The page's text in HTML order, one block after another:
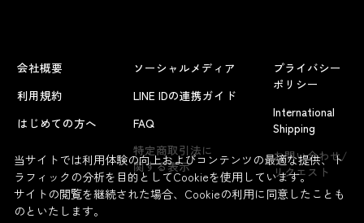
会社概要
利用規約
はじめての方へ
ソーシャルメディア
LINE IDの連携ガイド
FAQ
特定商取引法に
関する表示
プライバシー
ポリシー
International
Shipping
お問い合わせ/
リクエスト
当サイトでは利用体験の向上およびコンテンツの最適な提供、ト
ラフィックの分析を目的としてCookieを使用しています。
サイトの閲覧を継続された場合、Cookieの利用に同意したことも
のといたします。